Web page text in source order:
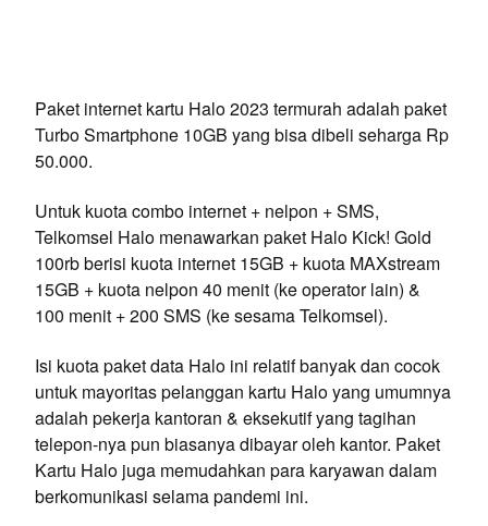
Paket internet kartu Halo 2023 termurah adalah paket
Turbo Smartphone 10GB yang bisa dibeli seharga Rp
50.000.
Untuk kuota combo internet + nelpon + SMS,
Telkomsel Halo menawarkan paket Halo Kick! Gold
100rb berisi kuota internet 15GB + kuota MAXstream
15GB + kuota nelpon 40 menit (ke operator lain) &
100 menit + 200 SMS (ke sesama Telkomsel).
Isi kuota paket data Halo ini relatif banyak dan cocok
untuk mayoritas pelanggan kartu Halo yang umumnya
adalah pekerja kantoran & eksekutif yang tagihan
telepon-nya pun biasanya dibayar oleh kantor. Paket
Kartu Halo juga memudahkan para karyawan dalam
berkomunikasi selama pandemi ini.